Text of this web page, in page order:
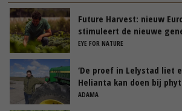
Future Harvest: nieuw
stimuleert de nieuwe
Nederland
EYE FOR NATURE
‘De proef in Lelystad liet
Helianta kan doen bij
ADAMA